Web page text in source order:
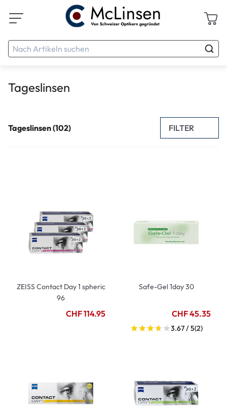
Tageslinsen
Tageslinsen (102) FILTER
ZEISS Contact Day 1 spheric
96
CHF 114.95
Safe-Gel 1day 30
CHF 45.35
3.67 / 5(2)